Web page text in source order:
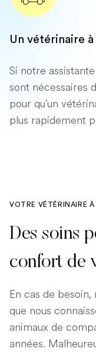
Un vétérinaire
Si notre
sont nécessaires
pour qu'un
plus rapidement
VOTRE VÉTÉRINAIRE
Des soins
confort de
En cas de
que nous
animaux de
années.